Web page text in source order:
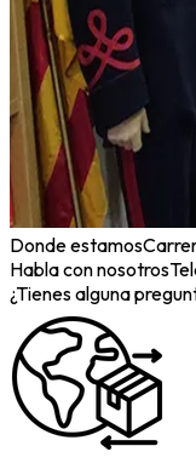
Donde estamos
Habla con nosotros
¿Tienes alguna